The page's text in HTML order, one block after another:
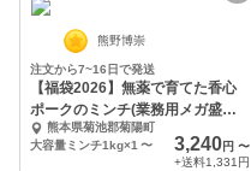
熊野博崇
注文から7~16日で発送
【福袋2026】無薬で育てた香心
ポークのミンチ(業務用メガ盛
り）熊本県菊池郡菊陽町
大容量ミンチ1kg×1 〜 3,240円 〜
+送料1,331円